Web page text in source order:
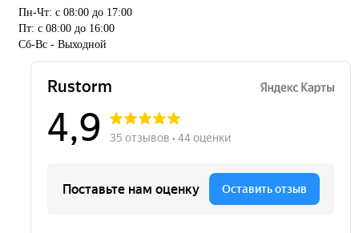
Пн-Чт: с 08:00 до 17:00
Пт: с 08:00 до 16:00
Сб-Вс - Выходной